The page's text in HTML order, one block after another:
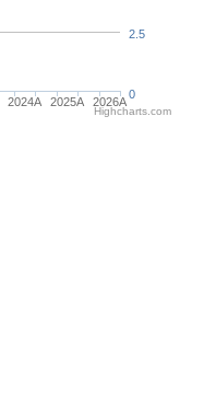
2024A 2025A 2026A
0
2.5
Highcharts.com